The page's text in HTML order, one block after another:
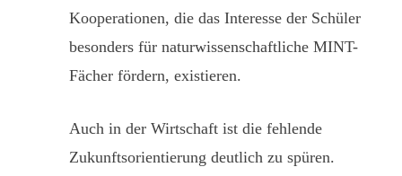
Kooperationen, die das Interesse der Schüler
besonders für naturwissenschaftliche MINT-
Fächer fördern, existieren.
Auch in der Wirtschaft ist die fehlende
Zukunftsorientierung deutlich zu spüren.